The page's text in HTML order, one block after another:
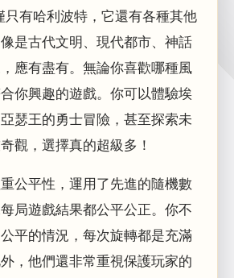
只有哈利波特，它還有各種其他
是古代文明、現代都市、神話
應有盡有。無論你喜歡哪種風
你興趣的遊戲。你可以體驗埃
瑟王的勇士冒險，甚至探索未
觀，選擇真的超級多！
公平性，運用了先進的隨機數
局遊戲結果都公平公正。你不
平的情況，每次旋轉都是充滿
，他們還非常重視保護玩家的